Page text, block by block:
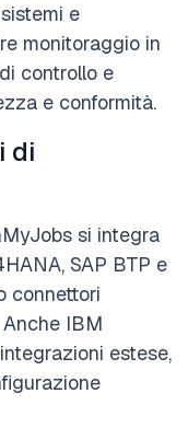
e
monitoraggio in
controllo e
e conformità.
di
si integra
SAP BTP e
connettori
IBM
estese,